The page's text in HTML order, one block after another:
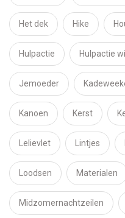
Het dek Hike
Hulpactie Hulpactie
Jemoeder
Kanoen Kerst
Lelievlet Lintjes
Loodsen Materialen
Midzomernachtzeilen